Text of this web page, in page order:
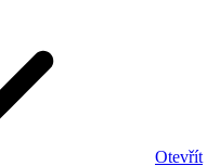
Otevřít